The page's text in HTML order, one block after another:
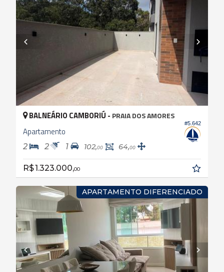
#5.642
BALNEÁRIO CAMBORIÚ - PRAIA DOS AMORES
Apartamento
2 2 1 102,00 64,00
R$ 1.323.000,00
APARTAMENTO DIFERENCIADO